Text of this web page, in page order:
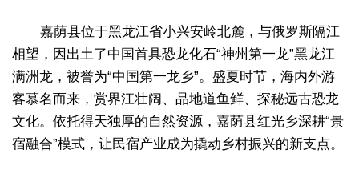
嘉荫县位于黑龙江省小兴安岭北麓，与俄罗斯隔江
相望，因出土了中国首具恐龙化石“神州第一龙”黑龙江
满洲龙，被誉为“中国第一龙乡”。盛夏时节，海内外游
客慕名而来，赏界江壮阔、品地道鱼鲜、探秘远古恐龙
文化。依托得天独厚的自然资源，嘉荫县红光乡深耕“景
宿融合”模式，让民宿产业成为撬动乡村振兴的新支点。